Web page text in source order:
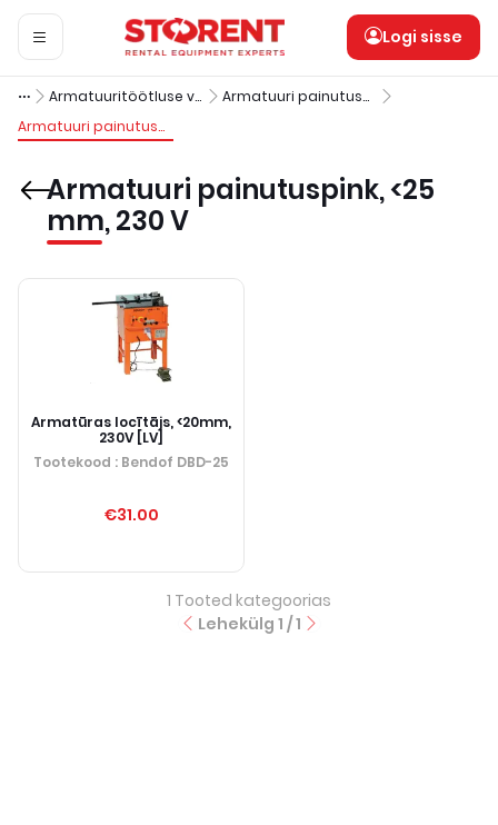
Logi sisse
Armatuuritöötluse varustus
Armatuuri painutuspingid elektrilised
Armatuuri painutuspink, <25 mm, 230 V
Armatuuri painutuspink, <25
mm, 230 V
Armatūras locītājs, <20mm,
230V [LV]
Tootekood : Bendof DBD-25
€31.00
1 Tooted kategoorias
Lehekülg 1 /1